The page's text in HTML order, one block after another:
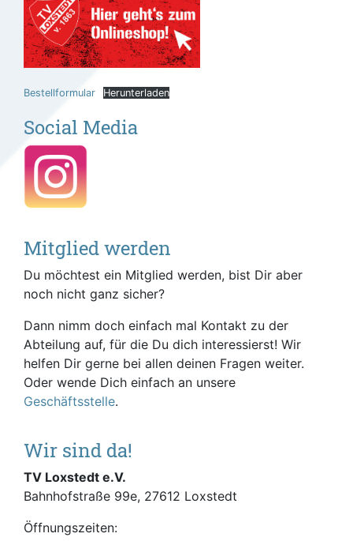
Bestellformular Herunterladen
Social Media
Mitglied werden
Du möchtest ein Mitglied werden, bist Dir aber
noch nicht ganz sicher?
Dann nimm doch einfach mal Kontakt zu der
Abteilung auf, für die Du dich interessierst! Wir
helfen Dir gerne bei allen deinen Fragen weiter.
Oder wende Dich einfach an unsere
Geschäftsstelle.
Wir sind da!
TV Loxstedt e.V.
Bahnhofstraße 99e, 27612 Loxstedt
Öffnungszeiten: